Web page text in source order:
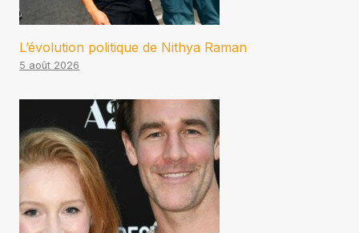
L’évolution politique de Nithya Raman
5 août 2026